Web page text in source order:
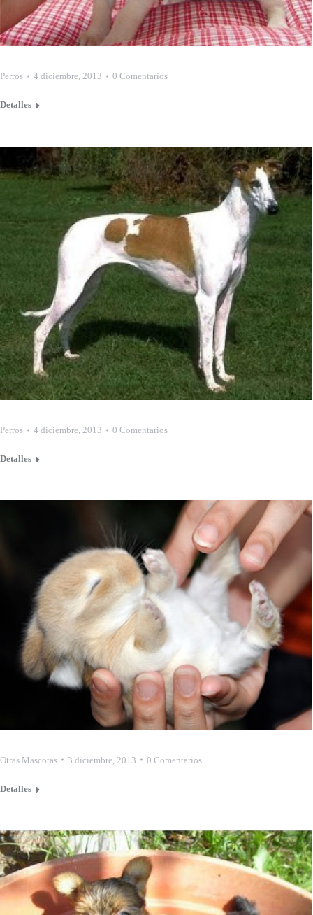
Perros 4 diciembre, 2013 0 Comentarios
Detalles
Perros 4 diciembre, 2013 0 Comentarios
Detalles
Otras Mascotas 3 diciembre, 2013 0 Comentarios
Detalles